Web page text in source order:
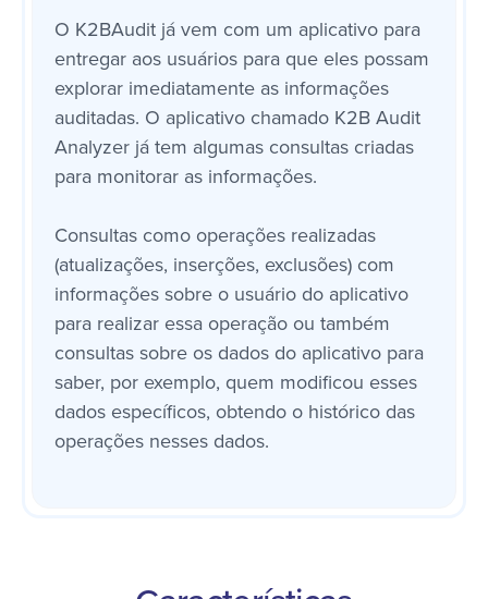
O K2BAudit já vem com um aplicativo para
entregar aos usuários para que eles possam
explorar imediatamente as informações
auditadas. O aplicativo chamado K2B Audit
Analyzer já tem algumas consultas criadas
para monitorar as informações.
Consultas como operações realizadas
(atualizações, inserções, exclusões) com
informações sobre o usuário do aplicativo
para realizar essa operação ou também
consultas sobre os dados do aplicativo para
saber, por exemplo, quem modificou esses
dados específicos, obtendo o histórico das
operações nesses dados.